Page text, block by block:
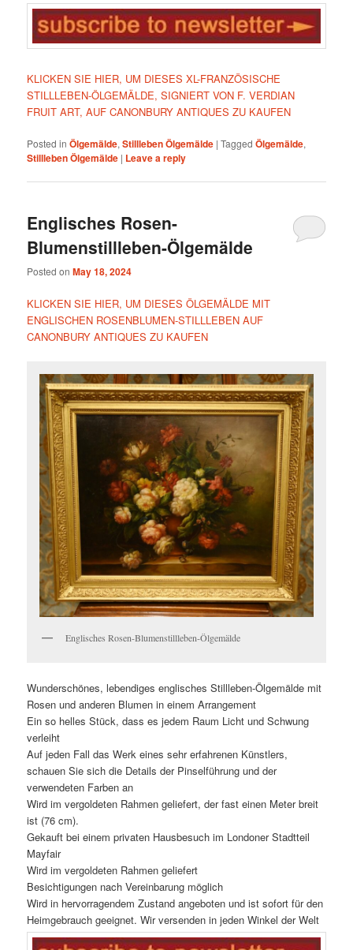
KLICKEN SIE HIER, UM DIESES XL-FRANZÖSISCHE
STILLLEBEN-ÖLGEMÄLDE, SIGNIERT VON F. VERDIAN
FRUIT ART, AUF CANONBURY ANTIQUES ZU KAUFEN
Posted in Ölgemälde,Stillleben Ölgemälde |Tagged Ölgemälde,
Stillleben Ölgemälde | Leave a reply
Englisches Rosen-
Blumenstillleben-Ölgemälde
Posted onMay 18, 2024
KLICKEN SIE HIER, UM DIESES ÖLGEMÄLDE MIT
ENGLISCHEN ROSENBLUMEN-STILLLEBEN AUF
CANONBURY ANTIQUES ZU KAUFEN
Englisches Rosen-Blumenstillleben-Ölgemälde
Wunderschönes, lebendiges englisches Stillleben-Ölgemälde mit
Rosen und anderen Blumen in einem Arrangement
Ein so helles Stück, dass es jedem Raum Licht und Schwung
verleiht
Auf jeden Fall das Werk eines sehr erfahrenen Künstlers,
schauen Sie sich die Details der Pinselführung und der
verwendeten Farben an
Wird im vergoldeten Rahmen geliefert, der fast einen Meter breit
ist (76 cm).
Gekauft bei einem privaten Hausbesuch im Londoner Stadtteil
Mayfair
Wird im vergoldeten Rahmen geliefert
Besichtigungen nach Vereinbarung möglich
Wird in hervorragendem Zustand angeboten und ist sofort für den
Heimgebrauch geeignet. Wir versenden in jeden Winkel der Welt